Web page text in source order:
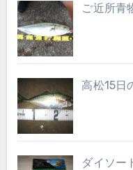
ご近所青
高松15日
ダイソー